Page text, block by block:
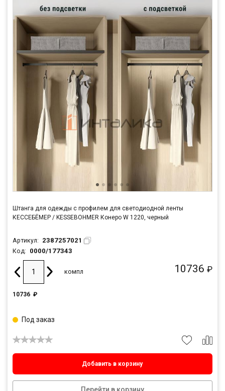
Штанга для одежды с профилем для светодиодной ленты
КЕССЕБЁМЕР / KESSEBOHMER Конеро W 1220, черный
Артикул: 2387257021
Код: 0000/177343
10736 ₽
компл
10736 ₽
Добавить в корзину
Под заказ